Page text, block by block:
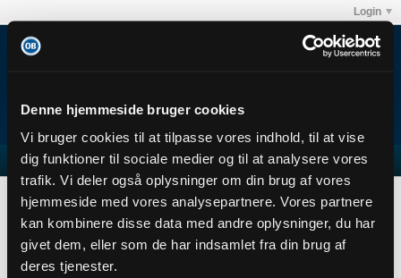
Denne hjemmeside bruger cookies
Vi bruger cookies til at tilpasse vores indhold, til at vise
dig funktioner til sociale medier og til at analysere vores
trafik. Vi deler også oplysninger om din brug af vores
hjemmeside med vores analysepartnere. Vores partnere
kan kombinere disse data med andre oplysninger, du har
givet dem, eller som de har indsamlet fra din brug af
deres tjenester.
Login
Subscribers
Subscription
Chuck
Administrator